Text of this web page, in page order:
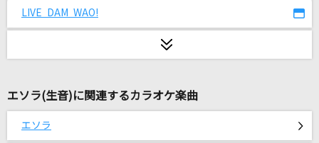
マカロニえんぴつ
back number
踊り子
LIVE DAM WAO!
エソラ(生音)に関連するカラオケ楽曲
エソラ